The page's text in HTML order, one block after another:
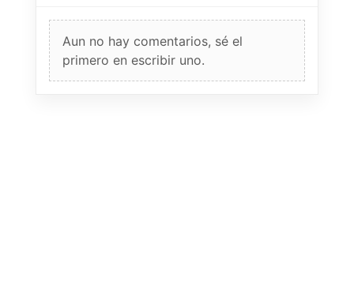
Aun no hay comentarios, sé el
primero en escribir uno.